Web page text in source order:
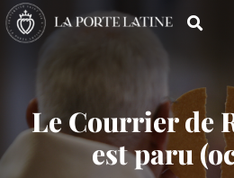
Le Courrier de
est paru